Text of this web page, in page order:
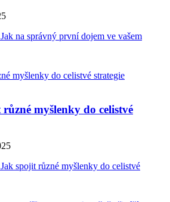
na správný první dojem ve vašem
myšlenky do celistvé
spojit různé myšlenky do celistvé